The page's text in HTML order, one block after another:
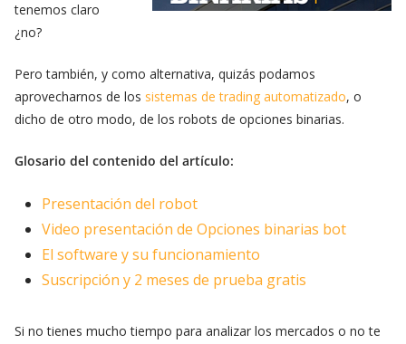
tenemos claro
¿no?
Pero también, y como alternativa, quizás podamos
aprovecharnos de los sistemas de trading automatizado, o
dicho de otro modo, de los robots de opciones binarias.
Glosario del contenido del artículo:
Presentación del robot
Video presentación de Opciones binarias bot
El software y su funcionamiento
Suscripción y 2 meses de prueba gratis
Si no tienes mucho tiempo para analizar los mercados o no te